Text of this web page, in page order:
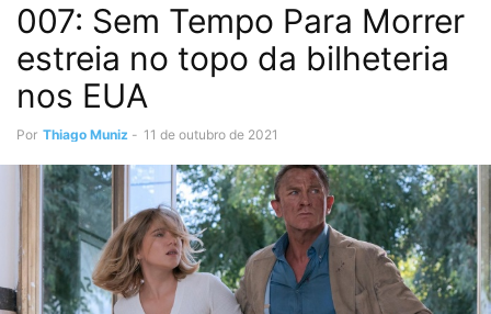
007: Sem Tempo Para Morrer
estreia no topo da bilheteria
nos EUA
Por Thiago Muniz - 11 de outubro de 2021